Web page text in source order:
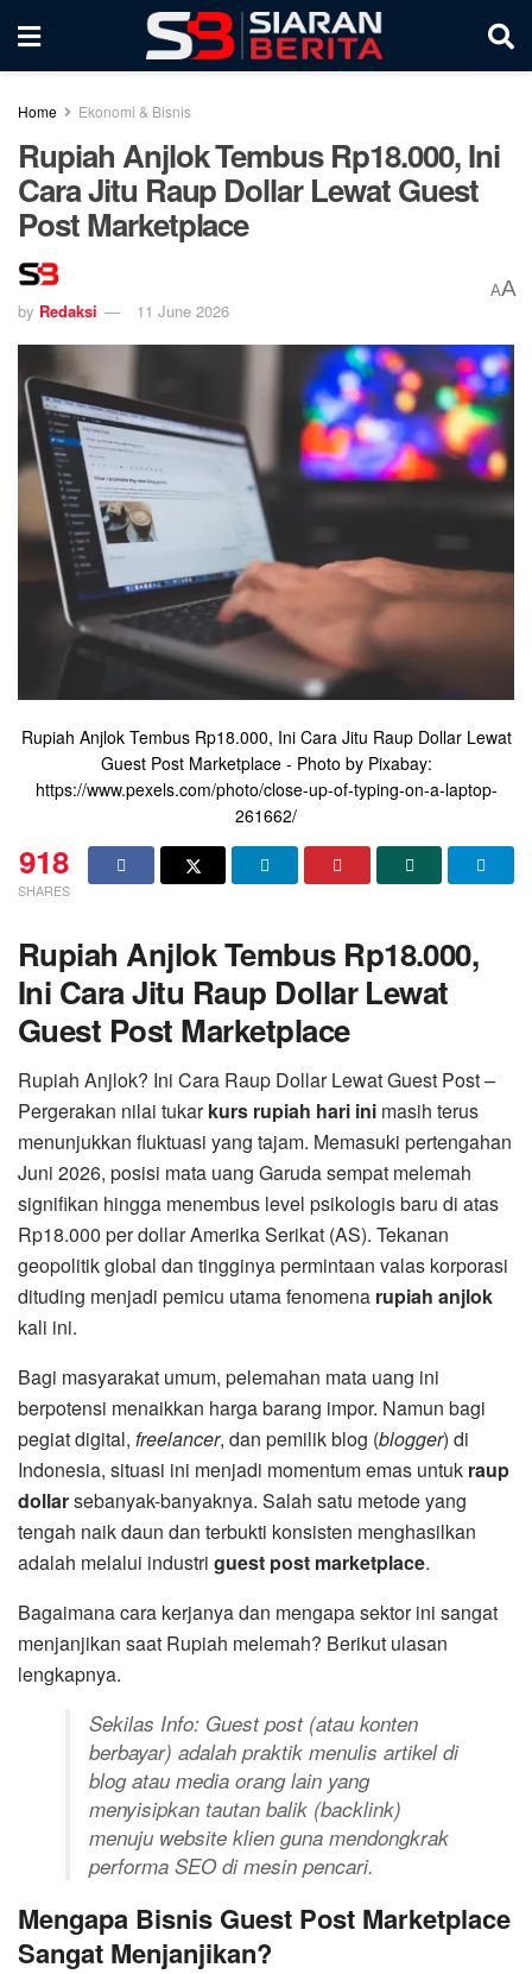
Home Ekonomi & Bisnis
Rupiah Anjlok Tembus Rp18.000, Ini
Cara Jitu Raup Dollar Lewat Guest
Post Marketplace
by Redaksi 11 June 2026
AA
Rupiah Anjlok Tembus Rp18.000, Ini Cara Jitu Raup Dollar Lewat
Guest Post Marketplace - Photo by Pixabay:
https://www.pexels.com/photo/close-up-of-typing-on-a-laptop-
261662/
918
SHARES
Rupiah Anjlok Tembus Rp18.000,
Ini Cara Jitu Raup Dollar Lewat
Guest Post Marketplace
Rupiah Anjlok? Ini Cara Raup Dollar Lewat Guest Post –
Pergerakan nilai tukarkurs rupiah hari ini masih terus
menunjukkan fluktuasi yang tajam. Memasuki pertengahan
Juni 2026, posisi mata uang Garuda sempat melemah
signifikan hingga menembus level psikologis baru di atas
Rp18.000 per dollar Amerika Serikat (AS). Tekanan
geopolitik global dan tingginya permintaan valas korporasi
dituding menjadi pemicu utama fenomena rupiah anjlok
kali ini.
Bagi masyarakat umum, pelemahan mata uang ini
berpotensi menaikkan harga barang impor. Namun bagi
pegiat digital, freelancer, dan pemilik blog (blogger) di
Indonesia, situasi ini menjadi momentum emas untuk raup
dollarsebanyak-banyaknya. Salah satu metode yang
tengah naik daun dan terbukti konsisten menghasilkan
adalah melalui industri guest post marketplace.
Bagaimana cara kerjanya dan mengapa sektor ini sangat
menjanjikan saat Rupiah melemah? Berikut ulasan
lengkapnya.
Sekilas Info: Guest post(atau konten
berbayar) adalah praktik menulis artikel di
blog atau media orang lain yang
menyisipkan tautan balik (backlink)
menuju website klien guna mendongkrak
performa SEO di mesin pencari.
Mengapa Bisnis Guest Post Marketplace
Sangat Menjanjikan?